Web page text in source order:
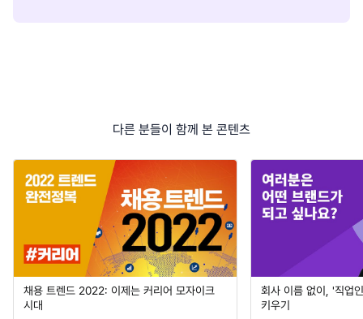
다른 분들이 함께 본 콘텐츠
채용 트렌드 2022: 이제는 커리어 모자이크
시대
회사 이름 없이, '직업
키우기